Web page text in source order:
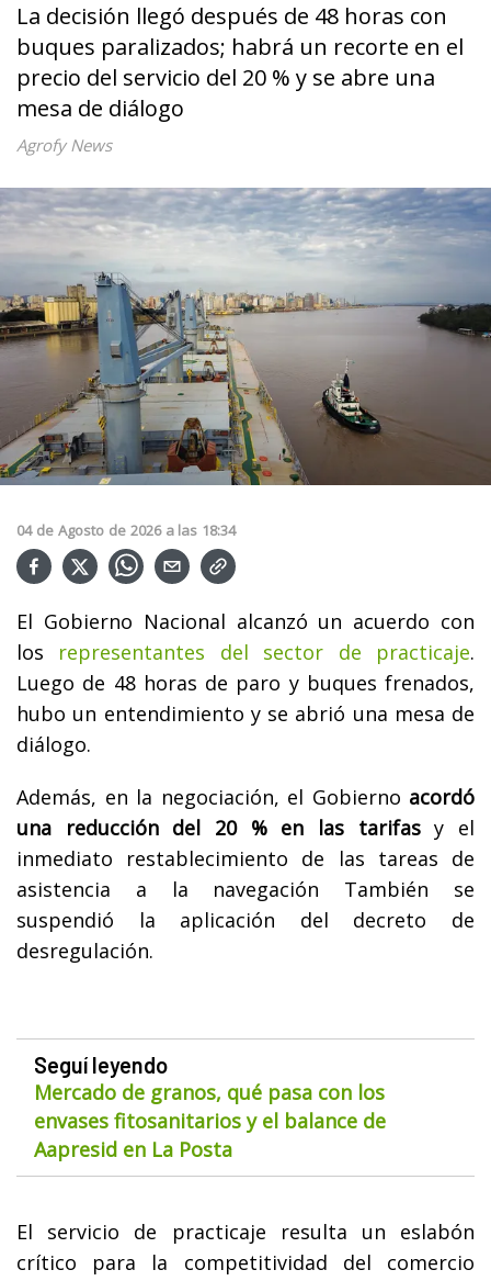
La decisión llegó después de 48 horas con
buques paralizados; habrá un recorte en el
precio del servicio del 20 % y se abre una
mesa de diálogo
Agrofy News
04 de Agosto de 2026 a las 18:34
El Gobierno Nacional alcanzó un acuerdo con
los representantes del sector de practicaje.
Luego de 48 horas de paro y buques frenados,
hubo un entendimiento y se abrió una mesa de
diálogo.
Además, en la negociación, el Gobierno acordó
una reducción del 20 % en las tarifasy el
inmediato restablecimiento de las tareas de
asistencia a la navegación También se
suspendió la aplicación del decreto de
desregulación.
Seguí leyendo
Mercado de granos, qué pasa con los
envases fitosanitarios y el balance de
Aapresid en La Posta
El servicio de practicaje resulta un eslabón
crítico para la competitividad del comercio